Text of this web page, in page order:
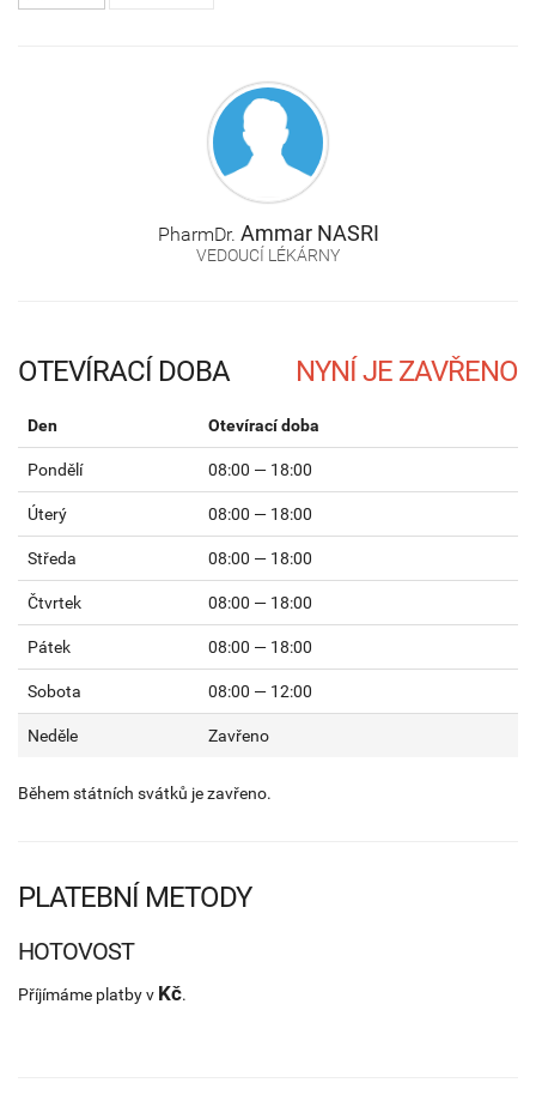
PharmDr. Ammar NASRI
VEDOUCÍ LÉKÁRNY
OTEVÍRACÍ DOBA
Den Otevírací doba
Pondělí 08:00 — 18:00
Úterý 08:00 — 18:00
Středa 08:00 — 18:00
Čtvrtek 08:00 — 18:00
Pátek 08:00 — 18:00
Sobota 08:00 — 12:00
Neděle Zavřeno
Během státních svátků je zavřeno.
PLATEBNÍ METODY
HOTOVOST
Příjímáme platby v Kč.